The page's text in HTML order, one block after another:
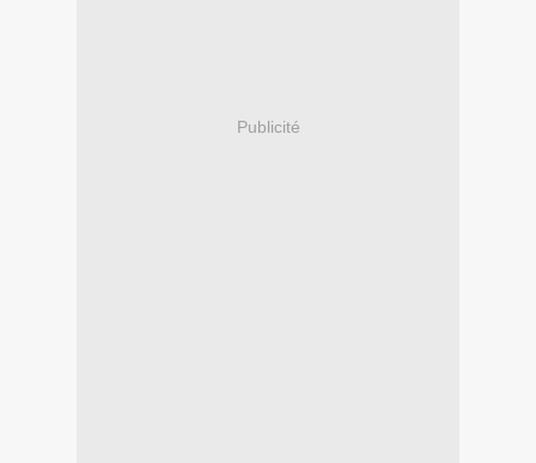
Publicité